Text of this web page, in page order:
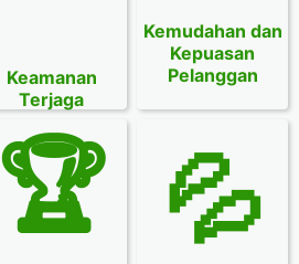
Keamanan
Terjaga
Kemudahan dan
Kepuasan
Pelanggan
🏆 💦